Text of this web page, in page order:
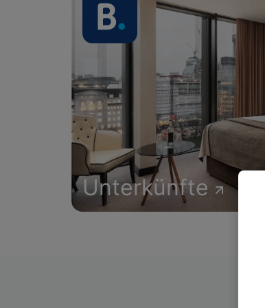
Unterkünfte